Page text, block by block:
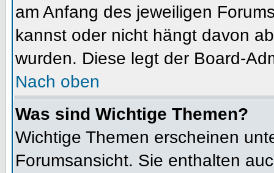
am Anfang des jeweiligen
kannst oder nicht hängt davon
wurden. Diese legt der Board-
Nach oben
Was sind Wichtige Themen?
Wichtige Themen erscheinen
Forumsansicht. Sie enthalten